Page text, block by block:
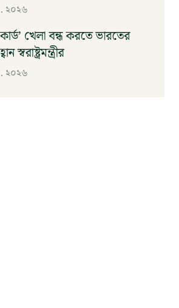
২০২৬
কার্ড’ খেলা বন্ধ করতে ভারতের
স্বরাষ্ট্রমন্ত্রীর
২০২৬